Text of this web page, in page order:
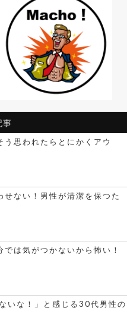
事
う思われたらとにかくアウ
せない！男性が清潔を保つた
は気がつかないから怖い！
いな！」と感じる30代男性の